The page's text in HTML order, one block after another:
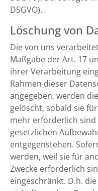
DSGVO).
Löschung von
Die von uns
Maßgabe der Art. 17
ihrer Verarbeitung
Rahmen dieser
angegeben, werden
gelöscht, sobald sie
mehr erforderlich
gesetzlichen
entgegenstehen.
werden, weil sie für
Zwecke erforderlich
eingeschränkt. D.h.